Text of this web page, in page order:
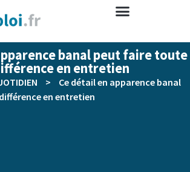
banal peut faire toute
en entretien
>
Ce détail en apparence banal
en entretien